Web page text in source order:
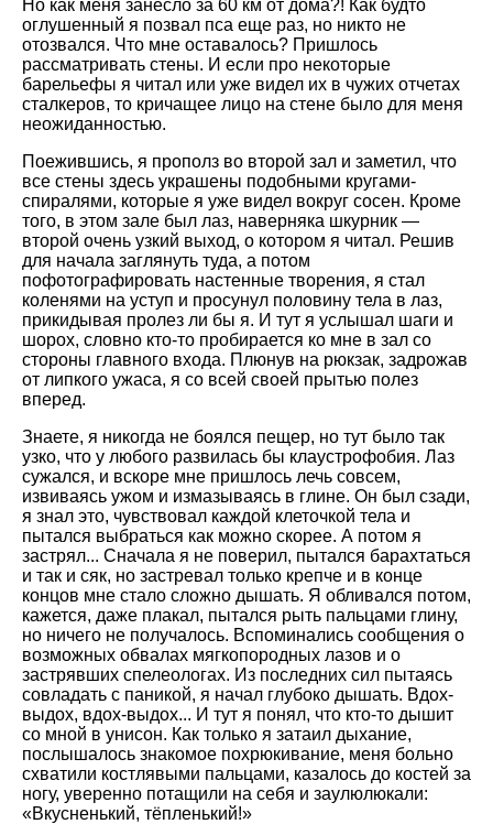
Но как меня занесло за 60 км от дома?! Как будто
оглушенный я позвал пса еще раз, но никто не
отозвался. Что мне оставалось? Пришлось
рассматривать стены. И если про некоторые
барельефы я читал или уже видел их в чужих отчетах
сталкеров, то кричащее лицо на стене было для меня
неожиданностью.
Поежившись, я прополз во второй зал и заметил, что
все стены здесь украшены подобными кругами-
спиралями, которые я уже видел вокруг сосен. Кроме
того, в этом зале был лаз, наверняка шкурник —
второй очень узкий выход, о котором я читал. Решив
для начала заглянуть туда, а потом
пофотографировать настенные творения, я стал
коленями на уступ и просунул половину тела в лаз,
прикидывая пролез ли бы я. И тут я услышал шаги и
шорох, словно кто-то пробирается ко мне в зал со
стороны главного входа. Плюнув на рюкзак, задрожав
от липкого ужаса, я со всей своей прытью полез
вперед.
Знаете, я никогда не боялся пещер, но тут было так
узко, что у любого развилась бы клаустрофобия. Лаз
сужался, и вскоре мне пришлось лечь совсем,
извиваясь ужом и измазываясь в глине. Он был сзади,
я знал это, чувствовал каждой клеточкой тела и
пытался выбраться как можно скорее. А потом я
застрял... Сначала я не поверил, пытался барахтаться
и так и сяк, но застревал только крепче и в конце
концов мне стало сложно дышать. Я обливался потом,
кажется, даже плакал, пытался рыть пальцами глину,
но ничего не получалось. Вспоминались сообщения о
возможных обвалах мягкопородных лазов и о
застрявших спелеологах. Из последних сил пытаясь
совладать с паникой, я начал глубоко дышать. Вдох-
выдох, вдох-выдох... И тут я понял, что кто-то дышит
со мной в унисон. Как только я затаил дыхание,
послышалось знакомое похрюкивание, меня больно
схватили костлявыми пальцами, казалось до костей за
ногу, уверенно потащили на себя и заулюлюкали:
«Вкусненький, тёпленький!»